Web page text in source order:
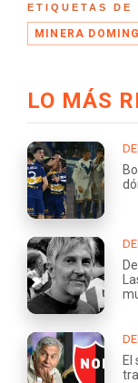
ETIQUETAS DE
MINERA
LO MÁS
El